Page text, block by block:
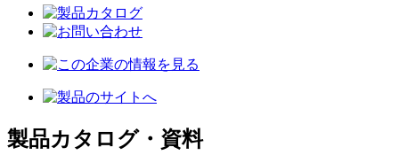
製品カタログ・資料